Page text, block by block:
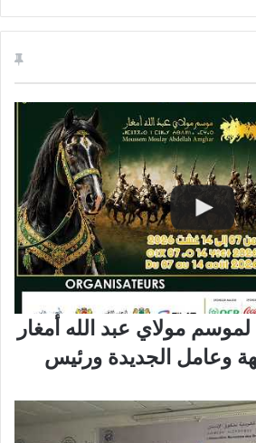
مولاي عبد الله أمغار
وعامل الجديدة ورئيس